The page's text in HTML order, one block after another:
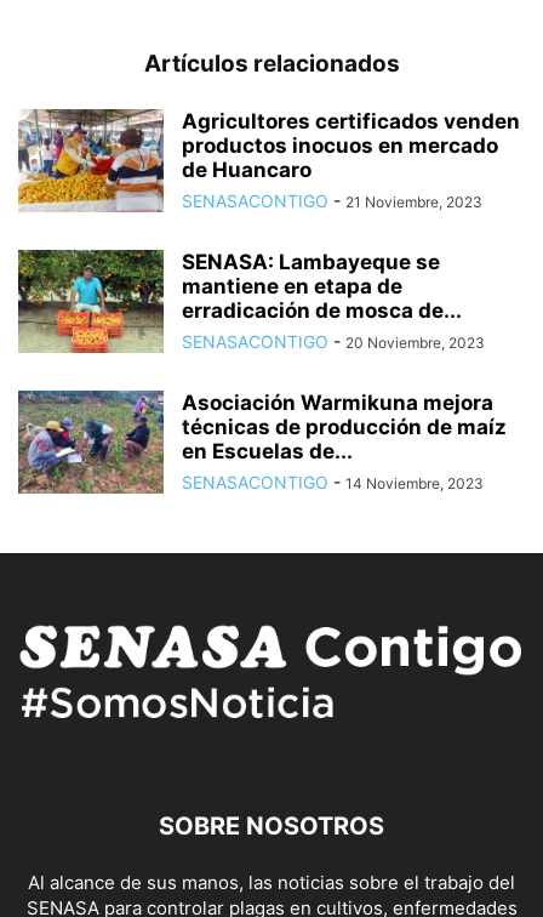
Artículos relacionados
Agricultores certificados venden
productos inocuos en mercado
de Huancaro
SENASACONTIGO - 21 Noviembre, 2023
SENASA: Lambayeque se
mantiene en etapa de
erradicación de mosca de...
SENASACONTIGO - 20 Noviembre, 2023
Asociación Warmikuna mejora
técnicas de producción de maíz
en Escuelas de...
SENASACONTIGO - 14 Noviembre, 2023
SOBRE NOSOTROS
Al alcance de sus manos, las noticias sobre el trabajo del
SENASA para controlar plagas en cultivos, enfermedades